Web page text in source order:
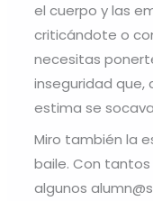
el cuerpo y las
criticándote o
necesitas
inseguridad que,
estima se
Miro también la
baile. Con
algunos